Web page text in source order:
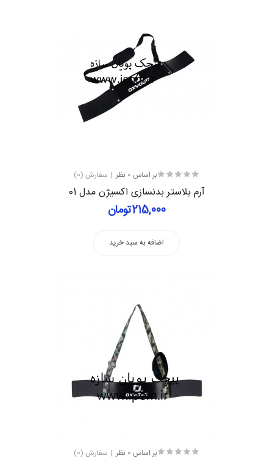
بر اساس 0 نظر سفارش (0)
آرم بلاستر بدنسازی اکسیژن مدل 01
215,000تومان
اضافه به سبد خرید
بر اساس 0 نظر سفارش (0)